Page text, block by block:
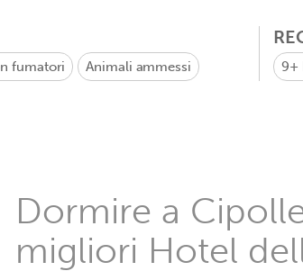
fumatori Animali ammessi 9+
Dormire a
migliori Hotel